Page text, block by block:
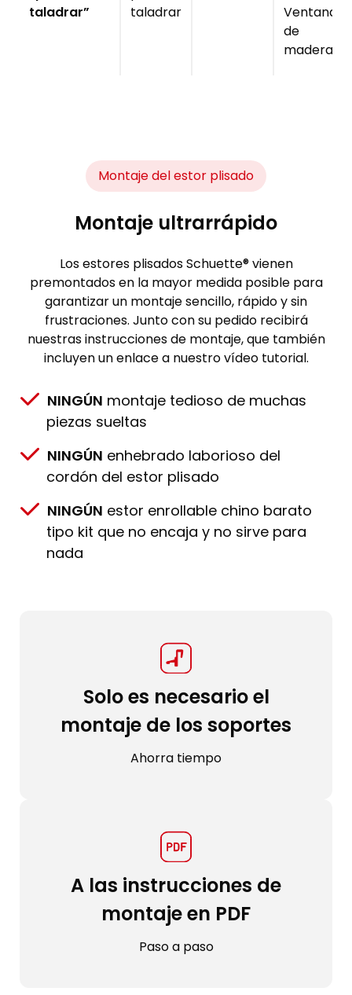
taladrar”
taladrar
Ventanas
de
madera
Montaje del estor plisado
Montaje ultrarrápido
Los estores plisados Schuette® vienen
premontados en la mayor medida posible para
garantizar un montaje sencillo, rápido y sin
frustraciones. Junto con su pedido recibirá
nuestras instrucciones de montaje, que también
incluyen un enlace a nuestro vídeo tutorial.
NINGÚN montaje tedioso de muchas
piezas sueltas
NINGÚN enhebrado laborioso del
cordón del estor plisado
NINGÚN estor enrollable chino barato
tipo kit que no encaja y no sirve para
nada
Solo es necesario el
montaje de los soportes
Ahorra tiempo
A las instrucciones de
montaje en PDF
Paso a paso